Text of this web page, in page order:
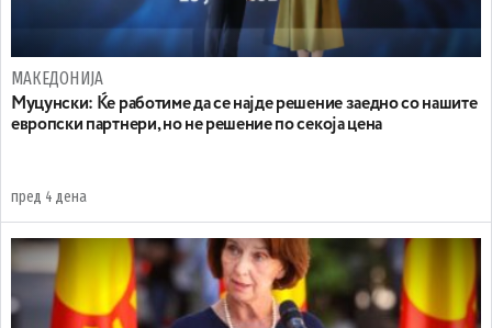
МАКЕДОНИЈА
Муцунски: Ќе работиме да се најде решение заедно со нашите
европски партнери, но не решение по секоја цена
пред 4 дена